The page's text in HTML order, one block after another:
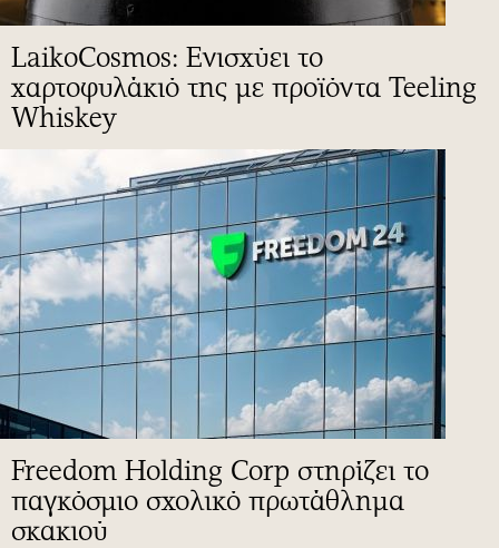
LaikoCosmos: Ενισχύει το
χαρτοφυλάκιό της με προϊόντα Teeling
Whiskey
Freedom Holding Corp στηρίζει το
παγκόσμιο σχολικό πρωτάθλημα
σκακιού